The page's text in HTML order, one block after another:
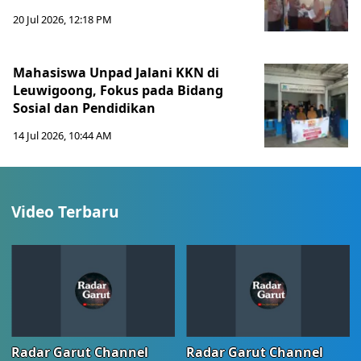
20 Jul 2026, 12:18 PM
Mahasiswa Unpad Jalani KKN di
Leuwigoong, Fokus pada Bidang
Sosial dan Pendidikan
14 Jul 2026, 10:44 AM
Video Terbaru
Radar Garut Channel Radar Garut Channel